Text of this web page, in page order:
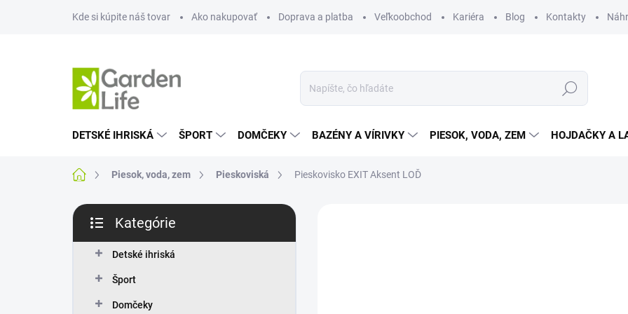
Kde si kúpite náš tovar Ako nakupovať Doprava a platba Veľkoobchod Kariéra Blog Kontakty
Hľadať
DETSKÉ IHRISKÁ ŠPORT DOMČEKY BAZÉNY A VÍRIVKY PIESOK, VODA, ZEM HOJDAČKY A
DomovPiesok, voda, zem Pieskoviská Pieskovisko EXIT Aksent LOĎ
B
č
kategórie
Kategórie
Detské ihriská
Šport
Domčeky